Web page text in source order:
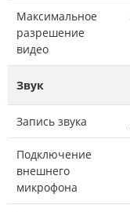
Максимальное
разрешение
видео
Звук
Запись звука
Подключение
внешнего
микрофона